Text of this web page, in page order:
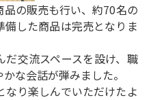
の販売も行い、約70名の
した商品は完売となりま
だ交流スペースを設け、職
な会話が弾みました。
り楽しんでいただけたよ